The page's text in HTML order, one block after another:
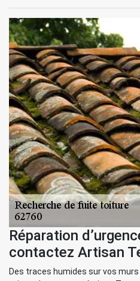
Réparation
contactez Artisan
Des traces humides sur vos